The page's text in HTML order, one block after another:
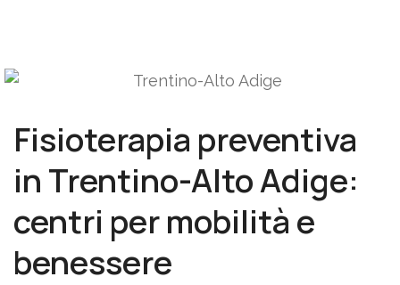
Fisioterapia preventiva
in Trentino-Alto Adige:
centri per mobilità e
benessere